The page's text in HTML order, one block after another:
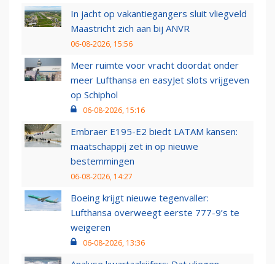
In jacht op vakantiegangers sluit vliegveld
Maastricht zich aan bij ANVR
06-08-2026, 15:56
Meer ruimte voor vracht doordat onder
meer Lufthansa en easyJet slots vrijgeven
op Schiphol
06-08-2026, 15:16
Embraer E195-E2 biedt LATAM kansen:
maatschappij zet in op nieuwe
bestemmingen
06-08-2026, 14:27
Boeing krijgt nieuwe tegenvaller:
Lufthansa overweegt eerste 777-9’s te
weigeren
06-08-2026, 13:36